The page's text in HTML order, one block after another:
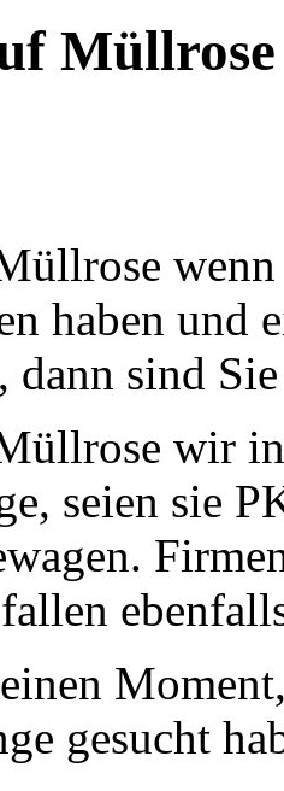
Müllrose
haben und
dann sind
wir
seien sie
gesucht